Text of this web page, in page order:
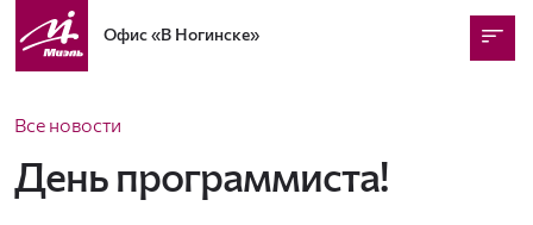
Офис«В Ногинске»
Все новости
День программиста!